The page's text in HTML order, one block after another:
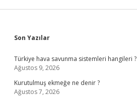
Sidebar
Son Yazılar
Türkiye hava savunma sistemleri hangileri ?
Ağustos 9, 2026
Kurutulmuş ekmeğe ne denir ?
Ağustos 7, 2026